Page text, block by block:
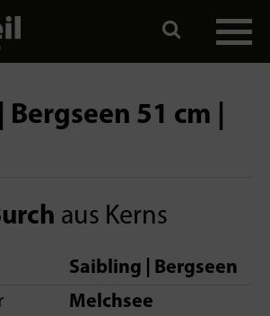
51 cm |
aus Kerns
Saibling | Bergseen
Melchsee